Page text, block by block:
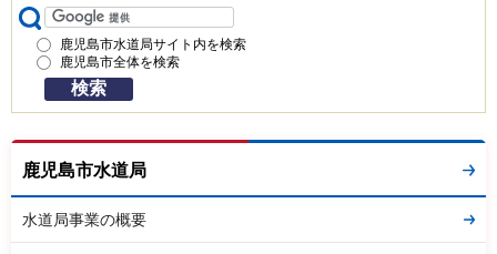
鹿児島市水道局サイト内を検索
鹿児島市全体を検索
鹿児島市水道局
水道局事業の概要